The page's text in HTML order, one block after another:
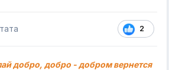
2
добро, добро - добром вернется